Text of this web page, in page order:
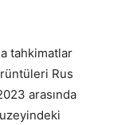
tahkimatlar
Rus
arasında